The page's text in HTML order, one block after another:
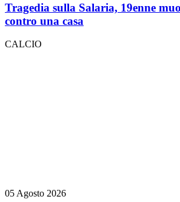
Tragedia sulla Salaria, 19enne
contro una casa
CALCIO
05 Agosto 2026